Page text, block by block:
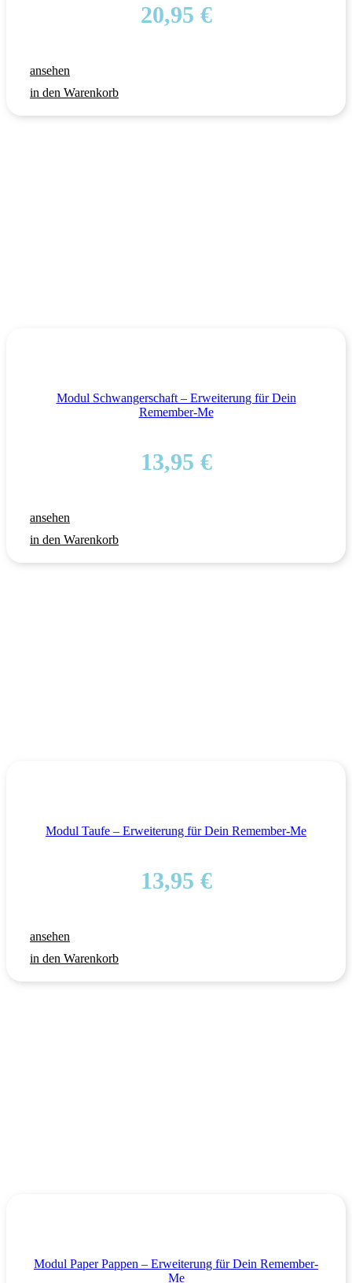
20,95 €
ansehen
in den Warenkorb
Modul Schwangerschaft – Erweiterung für Dein
Remember-Me
13,95 €
ansehen
in den Warenkorb
Modul Taufe – Erweiterung für Dein Remember-Me
13,95 €
ansehen
in den Warenkorb
Modul Paper Pappen – Erweiterung für Dein Remember-
Me